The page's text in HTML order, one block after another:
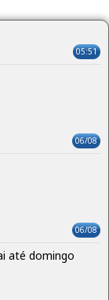
05:51
06/08
06/08
até domingo